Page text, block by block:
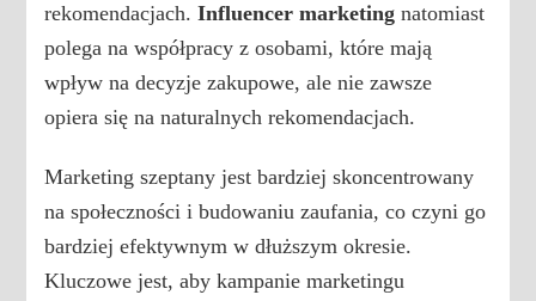
rekomendacjach.Influencer marketing natomiast
polega na współpracy z osobami, które mają
wpływ na decyzje zakupowe, ale nie zawsze
opiera się na naturalnych rekomendacjach.
Marketing szeptany jest bardziej skoncentrowany
na społeczności i budowaniu zaufania, co czyni go
bardziej efektywnym w dłuższym okresie.
Kluczowe jest, aby kampanie marketingu